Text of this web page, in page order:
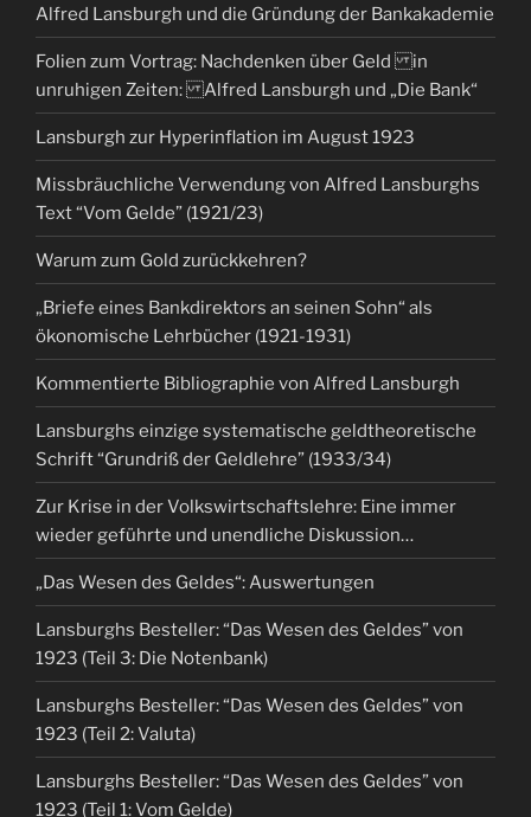
Alfred Lansburgh und die Gründung der Bankakademie
Folien zum Vortrag: Nachdenken über Geld in
unruhigen Zeiten: Alfred Lansburgh und „Die Bank“
Lansburgh zur Hyperinflation im August 1923
Missbräuchliche Verwendung von Alfred Lansburghs
Text “Vom Gelde” (1921/23)
Warum zum Gold zurückkehren?
„Briefe eines Bankdirektors an seinen Sohn“ als
ökonomische Lehrbücher (1921-1931)
Kommentierte Bibliographie von Alfred Lansburgh
Lansburghs einzige systematische geldtheoretische
Schrift “Grundriß der Geldlehre” (1933/34)
Zur Krise in der Volkswirtschaftslehre: Eine immer
wieder geführte und unendliche Diskussion…
„Das Wesen des Geldes“: Auswertungen
Lansburghs Besteller: “Das Wesen des Geldes” von
1923 (Teil 3: Die Notenbank)
Lansburghs Besteller: “Das Wesen des Geldes” von
1923 (Teil 2: Valuta)
Lansburghs Besteller: “Das Wesen des Geldes” von
1923 (Teil 1: Vom Gelde)